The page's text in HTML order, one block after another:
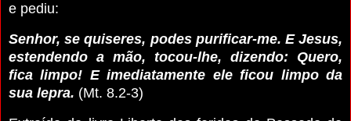
e pediu:
Senhor, se quiseres, podes purificar-me. E Jesus,
estendendo a mão, tocou-lhe, dizendo: Quero,
fica limpo! E imediatamente ele ficou limpo da
sua lepra. (Mt. 8.2-3)